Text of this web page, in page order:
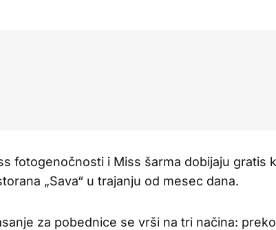
fotogenočnosti i Miss šarma dobijaju gratis
„Sava“ u trajanju od mesec dana.
za pobednice se vrši na tri načina: